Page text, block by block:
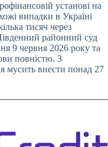
нсовій установі на
випадки в Україні
тисяч через
районний суд
9 червня 2026 року та
повністю. З
мусить внести понад 27